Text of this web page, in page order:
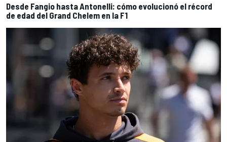
Desde Fangio hasta Antonelli: cómo evolucionó el récord
de edad del Grand Chelem en la F1